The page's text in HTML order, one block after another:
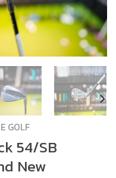
GOLF
54/SB
New